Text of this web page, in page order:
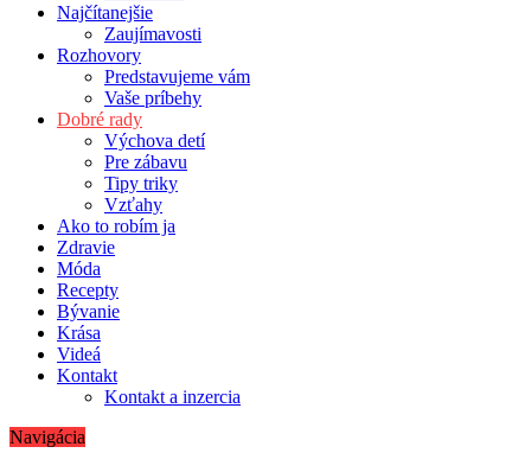
Najčítanejšie
Zaujímavosti
Rozhovory
Predstavujeme vám
Vaše príbehy
Dobré rady
Výchova detí
Pre zábavu
Tipy triky
Vzťahy
Ako to robím ja
Zdravie
Móda
Recepty
Bývanie
Krása
Videá
Kontakt
Kontakt a inzercia
Navigácia